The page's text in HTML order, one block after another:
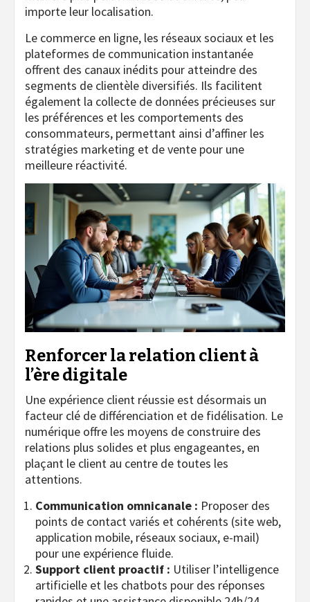
importe leur localisation.
Le commerce en ligne, les réseaux sociaux et les
plateformes de communication instantanée
offrent des canaux inédits pour atteindre des
segments de clientèle diversifiés. Ils facilitent
également la collecte de données précieuses sur
les préférences et les comportements des
consommateurs, permettant ainsi d’affiner les
stratégies marketing et de vente pour une
meilleure réactivité.
Renforcer la relation client à
l’ère digitale
Une expérience client réussie est désormais un
facteur clé de différenciation et de fidélisation. Le
numérique offre les moyens de construire des
relations plus solides et plus engageantes, en
plaçant le client au centre de toutes les
attentions.
Communication omnicanale : Proposer des
points de contact variés et cohérents (site web,
application mobile, réseaux sociaux, e-mail)
pour une expérience fluide.
Support client proactif : Utiliser l’intelligence
artificielle et les chatbots pour des réponses